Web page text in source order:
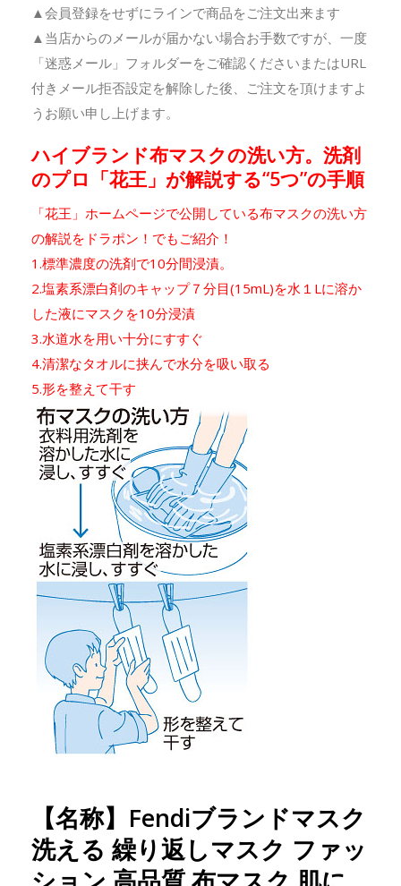
▲会員登録をせずにラインで商品をご注文出来ます
▲当店からのメールが届かない場合お手数ですが、一度
「迷惑メール」フォルダーをご確認くださいまたはURL
付きメール拒否設定を解除した後、ご注文を頂けますよ
うお願い申し上げます。
ハイブランド布マスクの洗い方。洗剤
のプロ「花王」が解説する“5つ”の手順
「花王」ホームページで公開している布マスクの洗い方
の解説をドラポン！でもご紹介！
1.標準濃度の洗剤で10分間浸漬。
2.塩素系漂白剤のキャップ７分目(15mL)を水１Lに溶か
した液にマスクを10分浸漬
3.水道水を用い十分にすすぐ
4.清潔なタオルに挟んで水分を吸い取る
5.形を整えて干す
【名称】Fendiブランドマスク
洗える 繰り返しマスク ファッ